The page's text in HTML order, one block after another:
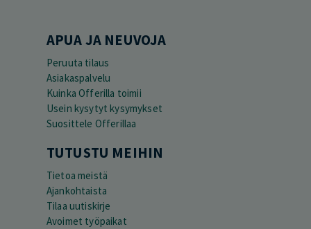
APUA JA NEUVOJA
Peruuta tilaus
Asiakaspalvelu
Kuinka Offerilla toimii
Usein kysytyt kysymykset
Suosittele Offerillaa
TUTUSTU MEIHIN
Tietoa meistä
Ajankohtaista
Tilaa uutiskirje
Avoimet työpaikat